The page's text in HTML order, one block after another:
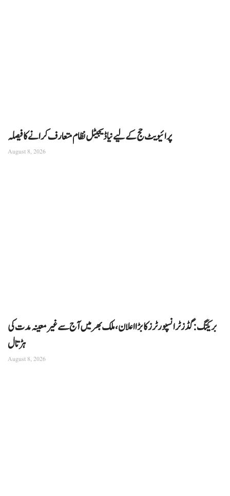
پرائیویٹ حج کے لیے نیا ڈیجیٹل نظام متعارف کرانے کا فیصلہ
August 8, 2026
بریکنگ: گڈز ٹرانسپورٹرز کا بڑا اعلان، ملک بھر میں آج سے غیرمعینہ مدت کی
ہڑتال
August 8, 2026